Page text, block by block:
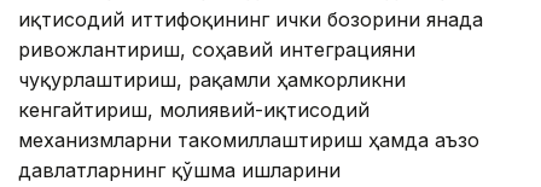
иқтисодий иттифоқининг ички бозорини янада
ривожлантириш, соҳавий интеграцияни
чуқурлаштириш, рақамли ҳамкорликни
кенгайтириш, молиявий-иқтисодий
механизмларни такомиллаштириш ҳамда аъзо
давлатларнинг қўшма ишларини